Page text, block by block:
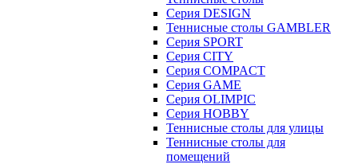
Серия DESIGN
Теннисные столы GAMBLER
Серия SPORT
Серия CITY
Серия COMPACT
Серия GAME
Серия OLIMPIC
Серия HOBBY
Теннисные столы для улицы
Теннисные столы для
помещений